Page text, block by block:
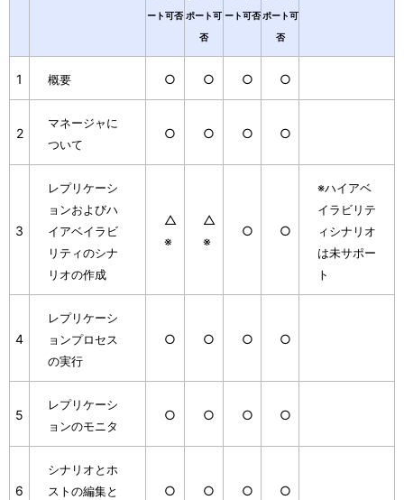
ート可否 ポート可
否
ート可否 ポート可
否
1 概要 ○ ○ ○ ○
2
マネージャに
ついて
○ ○ ○ ○
3
レプリケーシ
ョンおよびハ
イアベイラビ
リティのシナ
リオの作成
△
※
△
※
○ ○
※ハイアベ
イラビリテ
ィシナリオ
は未サポー
ト
4
レプリケーシ
ョンプロセス
の実行
○ ○ ○ ○
5
レプリケーシ
ョンのモニタ
○ ○ ○ ○
6
シナリオとホ
ストの編集と
○ ○ ○ ○